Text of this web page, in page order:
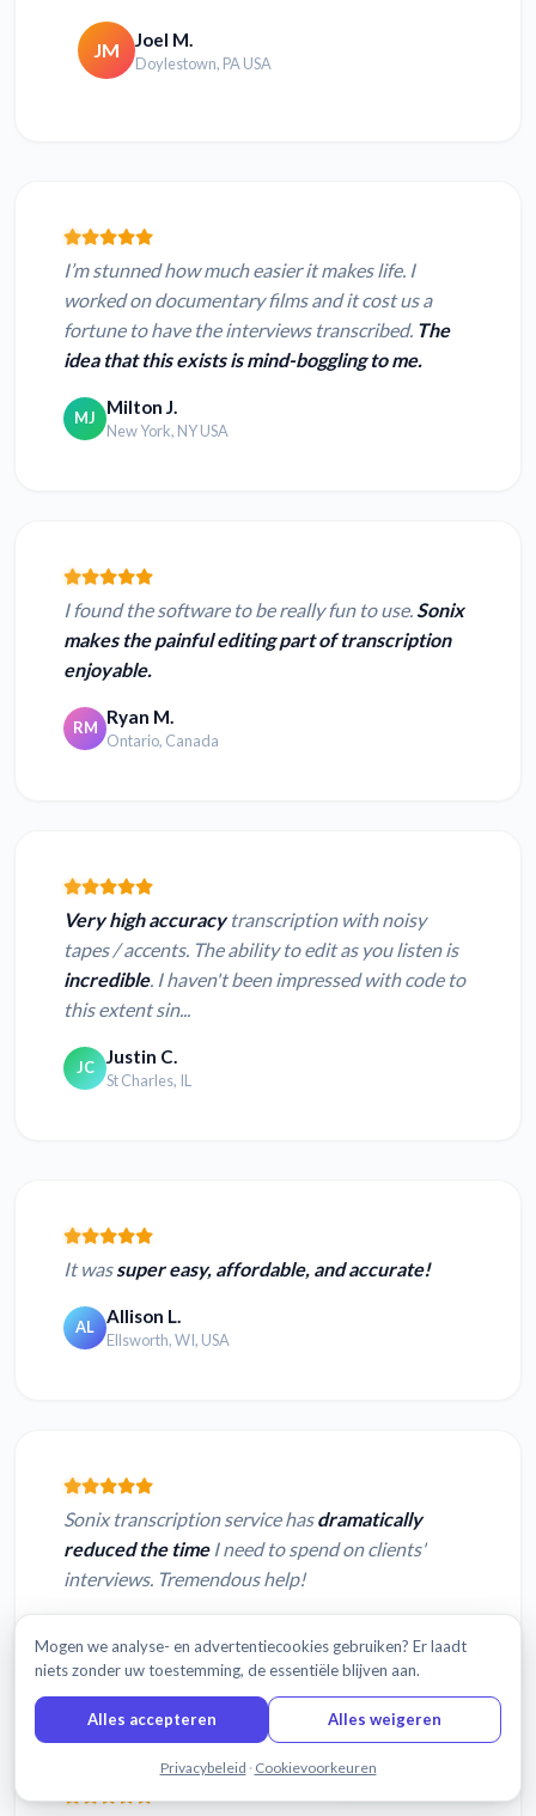
JM Joel M.
Doylestown, PA USA
I’m stunned how much easier it makes life. I
worked on documentary films and it cost us a
fortune to have the interviews transcribed. The
idea that this exists is mind-boggling to me.
MJ Milton J.
New York, NY USA
I found the software to be really fun to use.Sonix
makes the painful editing part of transcription
enjoyable.
RM Ryan M.
Ontario, Canada
Very high accuracytranscription with noisy
tapes / accents. The ability to edit as you listen is
incredible. I haven't been impressed with code to
this extent sin...
JC Justin C.
St Charles, IL
It wassuper easy, affordable, and accurate!
AL Allison L.
Ellsworth, WI, USA
Sonix transcription service hasdramatically
reduced the timeI need to spend on clients'
interviews. Tremendous help!
Boise, ID, USA
Mogen we analyse- en advertentiecookies gebruiken? Er laadt
niets zonder uw toestemming, de essentiële blijven aan.
Alles accepteren Alles weigeren
Privacybeleid · Cookievoorkeuren